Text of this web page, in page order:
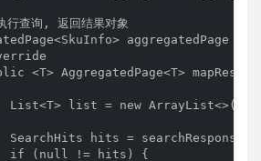
查询, 返回结果对象
aggregatedPage =
<T> AggregatedPage<T>
List<T> list = new ArrayList<>();
SearchHits hits =
if (null != hits) {